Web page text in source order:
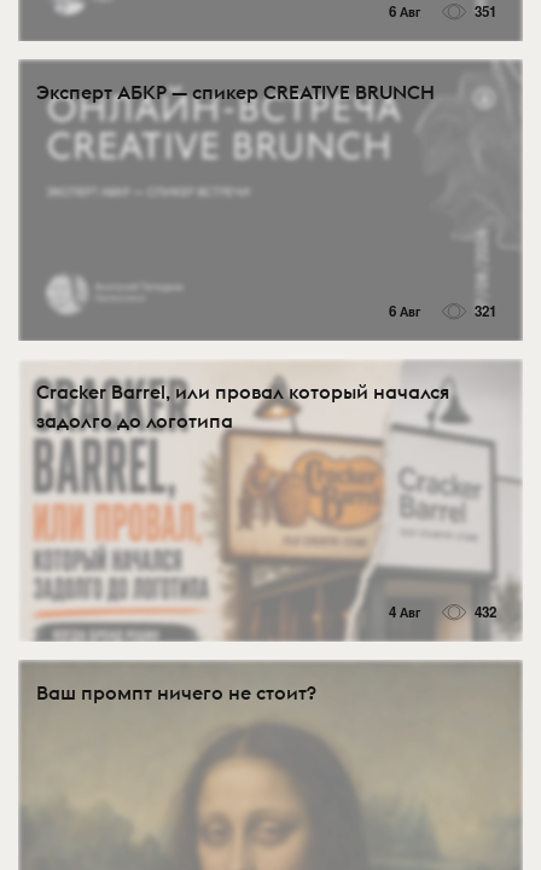
6 Авг 351
Эксперт АБКР — спикер CREATIVE BRUNCH
6 Авг 321
Cracker Barrel, или провал который начался
задолго до логотипа
4 Авг 432
Ваш промпт ничего не стоит?